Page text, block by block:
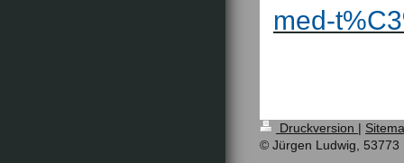
med-
Druckversion |
© Jürgen Ludwig, 53773